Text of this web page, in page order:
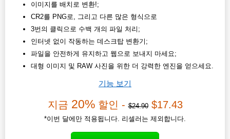
이미지를 배치로 변환!;
CR2를 PNG로, 그리고 다른 많은 형식으로
3번의 클릭으로 수백 개의 파일 처리;
인터넷 없이 작동하는 데스크탑 변환기;
파일을 안전하게 유지하고 웹으로 보내지 마세요;
대형 이미지 및 RAW 사진을 위한 더 강력한 엔진을 얻으세요.
기능 보기
지금 20%할인 -$24.90$17.43
*이번 달에만 적용됩니다. 리셀러는 제외합니다.